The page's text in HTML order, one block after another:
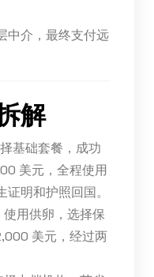
中介，最终支付远
解
基础套餐，成功
美元，全程使用
明和护照回国。
使用供卵，选择保
美元，经过两